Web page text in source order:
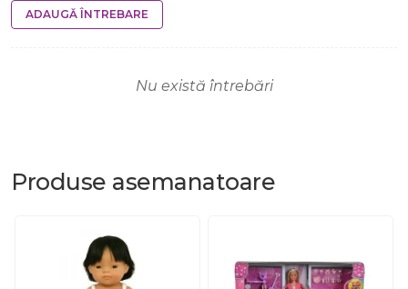
ADAUGĂ ÎNTREBARE
Nu există întrebări
Produse asemanatoare